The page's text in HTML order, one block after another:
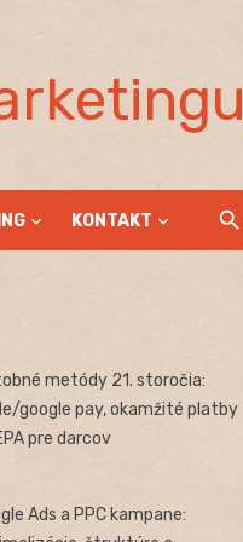
KONTAKT
metódy 21. storočia:
google pay, okamžité platby
pre darcov
Ads a PPC kampane: